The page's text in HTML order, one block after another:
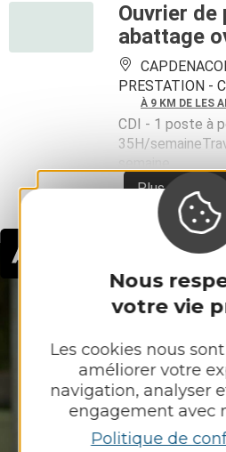
Nous
votre vie
Les cookies nous
améliorer votre
navigation, analyser
engagement avec
Politique de
Ouvrier
abattage
PRESTATION -
À 9 KM DE LES
CDI - 1 poste à
35H/
Plus de
On recrute
VOIR LES